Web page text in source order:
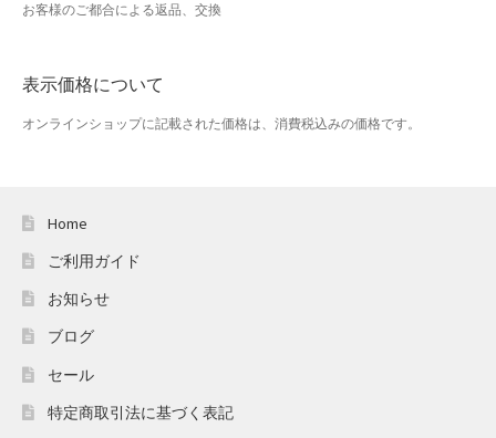
ハロウィン特集
ベンダーメンバーシップ
ベンダー登録
マイアカウント
お客様のご都合による返品、交換
表示価格について
オンラインショップに記載された価格は、消費税込みの価格です。
Home
ご利用ガイド
お知らせ
ブログ
セール
特定商取引法に基づく表記